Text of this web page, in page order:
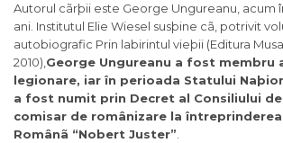
Autorul cãrþii este George Ungureanu, acum
ani. Institutul Elie Wiesel susþine cã, potrivit
autobiografic Prin labirintul vieþii (Editura
2010), George Ungureanu a fost membru
legionare, iar în perioada Statului
a fost numit prin Decret al Consiliului de
comisar de românizare la
Românã “Nobert Juster”